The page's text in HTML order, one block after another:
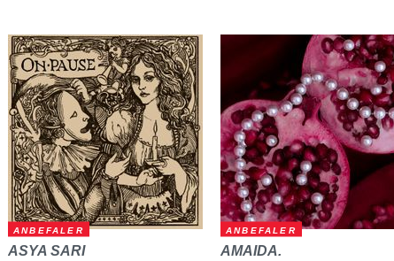
ANBEFALER
ASYA SARI
ANBEFALER
AMAIDA.